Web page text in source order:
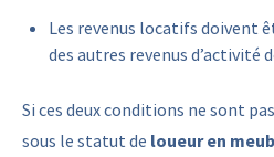
Les revenus locatifs doivent
des autres revenus d’activité
Si ces deux conditions ne sont
sous le statut de loueur en